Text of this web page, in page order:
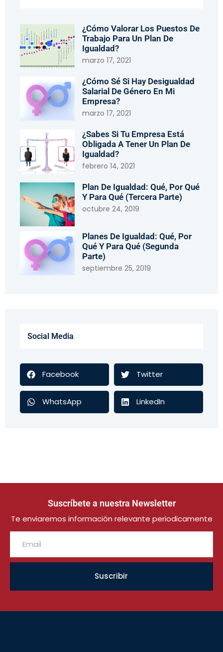
¿Cómo Valorar Los Puestos De
Trabajo Para Un Plan De
Igualdad?
marzo 17, 2021
¿Cómo Sé Si Hay Desigualdad
Salarial De Género En Mi
Empresa?
marzo 17, 2021
¿Sabes Si Tu Empresa Está
Obligada A Tener Un Plan De
Igualdad?
febrero 14, 2021
Plan De Igualdad: Qué, Por Qué
Y Para Qué (tercera Parte)
octubre 24, 2019
Planes De Igualdad: Qué, Por
Qué Y Para Qué (segunda
Parte)
septiembre 25, 2019
Social Media
Facebook Twitter
WhatsApp LinkedIn
Suscríbete a nuestra Newsletter
Te enviaremos información relevante periodicamente
Suscribir